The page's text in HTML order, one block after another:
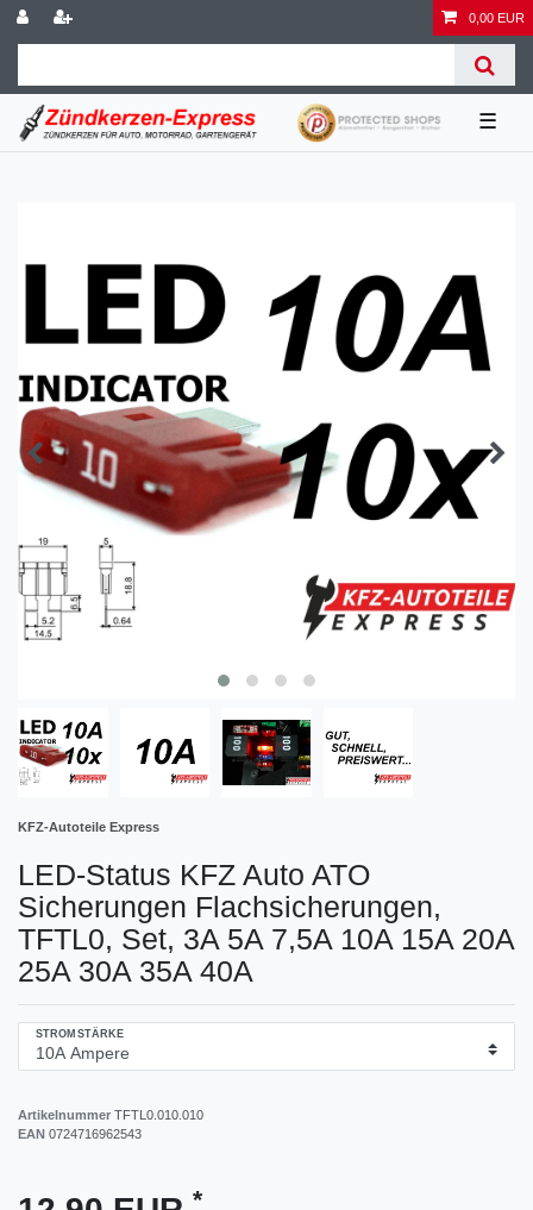
0,00 EUR
☰
KFZ-Autoteile Express
LED-Status KFZ Auto ATO
Sicherungen Flachsicherungen,
TFTL0, Set, 3A 5A 7,5A 10A 15A 20A
25A 30A 35A 40A
STROMSTÄRKE
Artikelnummer TFTL0.010.010
EAN 0724716962543
*